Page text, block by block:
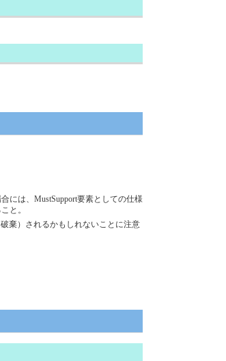
には、MustSupport要素としての仕様
と。
棄）されるかもしれないことに注意